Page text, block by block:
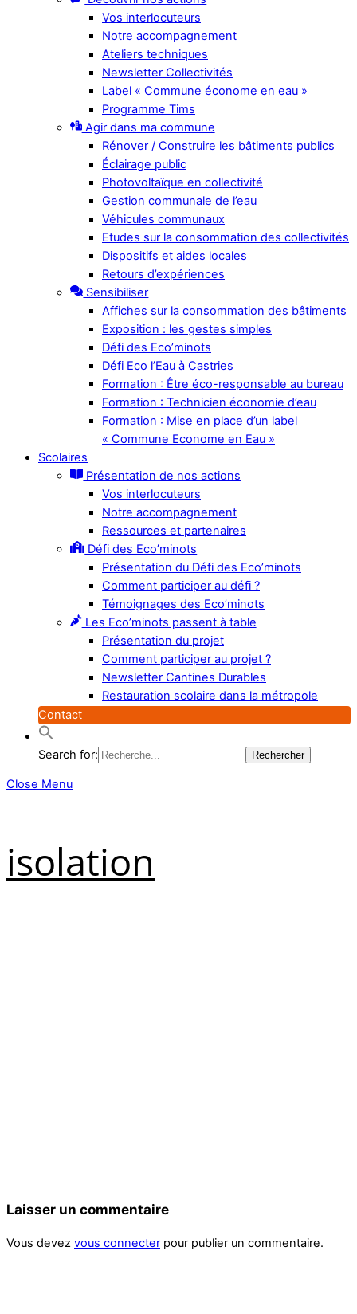
Vos interlocuteurs
Notre accompagnement
Ateliers techniques
Newsletter Collectivités
Label « Commune économe en eau »
Programme Tims
Agir dans ma commune
Rénover / Construire les bâtiments publics
Éclairage public
Photovoltaïque en collectivité
Gestion communale de l’eau
Véhicules communaux
Etudes sur la consommation des collectivités
Dispositifs et aides locales
Retours d’expériences
Sensibiliser
Affiches sur la consommation des bâtiments
Exposition : les gestes simples
Défi des Eco’minots
Défi Eco l’Eau à Castries
Formation : Être éco-responsable au bureau
Formation : Technicien économie d’eau
Formation : Mise en place d’un label
« Commune Econome en Eau »
Scolaires
Présentation de nos actions
Vos interlocuteurs
Notre accompagnement
Ressources et partenaires
Défi des Eco’minots
Présentation du Défi des Eco’minots
Comment participer au défi ?
Témoignages des Eco’minots
Les Eco’minots passent à table
Présentation du projet
Comment participer au projet ?
Newsletter Cantines Durables
Restauration scolaire dans la métropole
Contact
Search for:
Close Menu
isolation
Laisser un commentaire
Vous devez vous connecter pour publier un commentaire.